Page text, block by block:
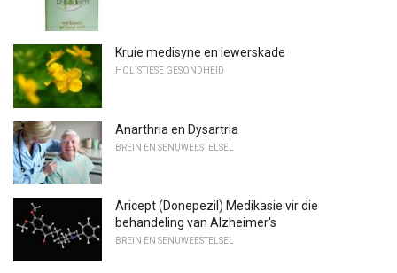
Kruie medisyne en lewerskade
HOLISTIESE GESONDHEID
Anarthria en Dysartria
BREIN EN SENUWEESTELSEL
Aricept (Donepezil) Medikasie vir die
behandeling van Alzheimer's
BREIN EN SENUWEESTELSEL